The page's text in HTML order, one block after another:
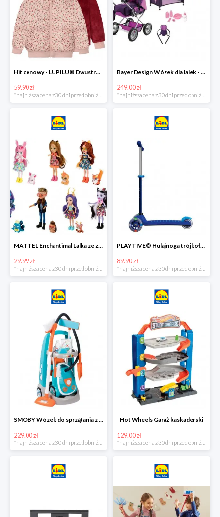
Hit cenowy - LUPILU® Dwustronna kurtka pikowana dziewczęca
59.90 zł
*najniższa cena z 30 dni przed obniżką
Bayer Design Wózek dla lalek - megazestaw
249.00 zł
*najniższa cena z 30 dni przed obniżką
MATTEL Enchantimal Lalka ze zwierzątkiem
29.99 zł
*najniższa cena z 30 dni przed obniżką
PLAYTIVE® Hulajnoga trójkołowa Tri Scooter z diodami LED
89.90 zł
*najniższa cena z 30 dni przed obniżką
SMOBY Wózek do sprzątania z odkurzaczem
229.00 zł
Hot Wheels Garaż kaskaderski
129.00 zł